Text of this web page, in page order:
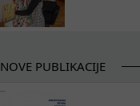
NOVE PUBLIKACIJE